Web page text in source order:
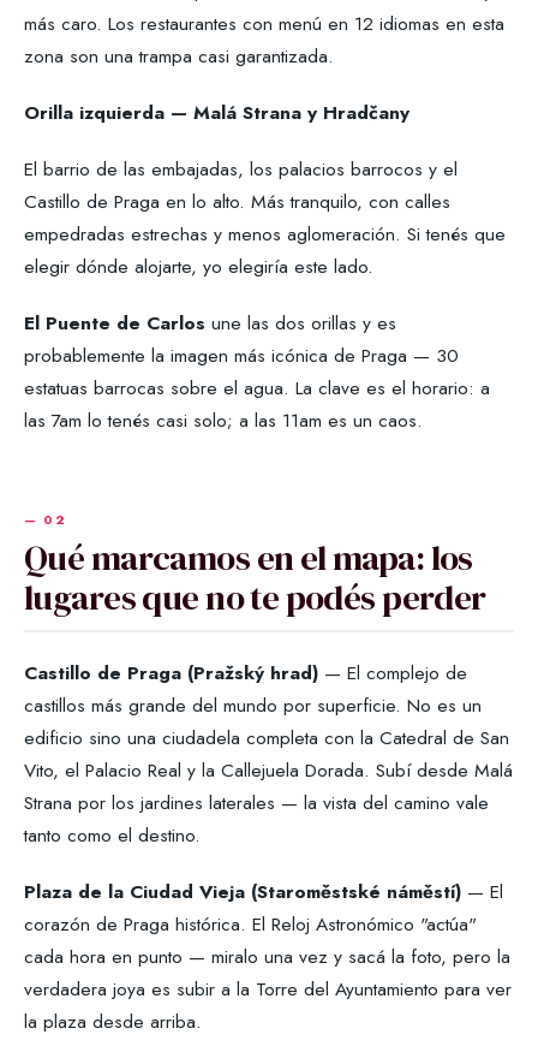
más caro. Los restaurantes con menú en 12 idiomas en esta
zona son una trampa casi garantizada.
Orilla izquierda — Malá Strana y Hradčany
El barrio de las embajadas, los palacios barrocos y el
Castillo de Praga en lo alto. Más tranquilo, con calles
empedradas estrechas y menos aglomeración. Si tenés que
elegir dónde alojarte, yo elegiría este lado.
El Puente de Carlos une las dos orillas y es
probablemente la imagen más icónica de Praga — 30
estatuas barrocas sobre el agua. La clave es el horario: a
las 7am lo tenés casi solo; a las 11am es un caos.
Qué marcamos en el mapa: los
lugares que no te podés perder
Castillo de Praga (Pražský hrad) — El complejo de
castillos más grande del mundo por superficie. No es un
edificio sino una ciudadela completa con la Catedral de San
Vito, el Palacio Real y la Callejuela Dorada. Subí desde Malá
Strana por los jardines laterales — la vista del camino vale
tanto como el destino.
Plaza de la Ciudad Vieja (Staroměstské náměstí) — El
corazón de Praga histórica. El Reloj Astronómico "actúa"
cada hora en punto — miralo una vez y sacá la foto, pero la
verdadera joya es subir a la Torre del Ayuntamiento para ver
la plaza desde arriba.